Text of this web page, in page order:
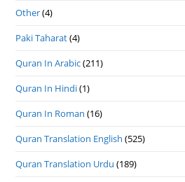
Other(4)
Paki Taharat(4)
Quran In Arabic(211)
Quran In Hindi(1)
Quran In Roman (16)
Quran Translation English (525)
Quran Translation Urdu (189)